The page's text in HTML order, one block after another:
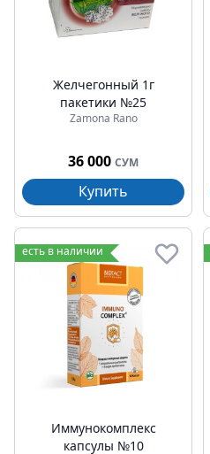
Желчегонный 1г
пакетики №25
Zamona Rano
36 000 СУМ
Купить
есть в наличии
Иммунокомплекс
капсулы №10